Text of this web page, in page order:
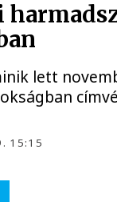
lett
15:15